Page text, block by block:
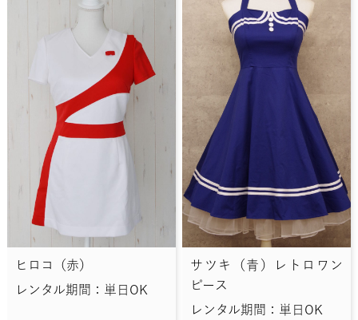
ヒロコ（赤）
レンタル期間：単日OK
サツキ（青）レトロワン
ピース
レンタル期間：単日OK